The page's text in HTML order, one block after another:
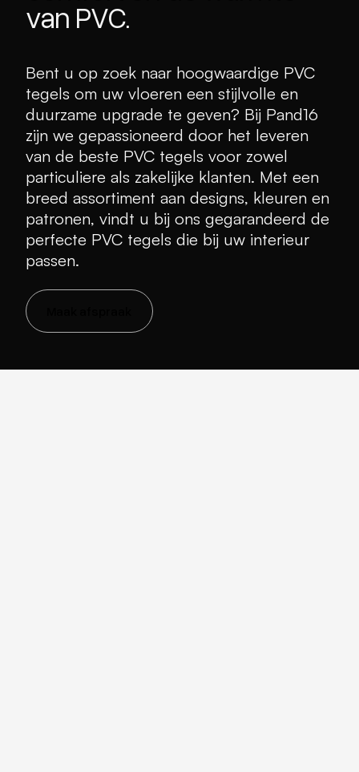
van PVC.
Bent u op zoek naar hoogwaardige PVC
tegels om uw vloeren een stijlvolle en
duurzame upgrade te geven? Bij Pand16
zijn we gepassioneerd door het leveren
van de beste PVC tegels voor zowel
particuliere als zakelijke klanten. Met een
breed assortiment aan designs, kleuren en
patronen, vindt u bij ons gegarandeerd de
perfecte PVC tegels die bij uw interieur
passen.